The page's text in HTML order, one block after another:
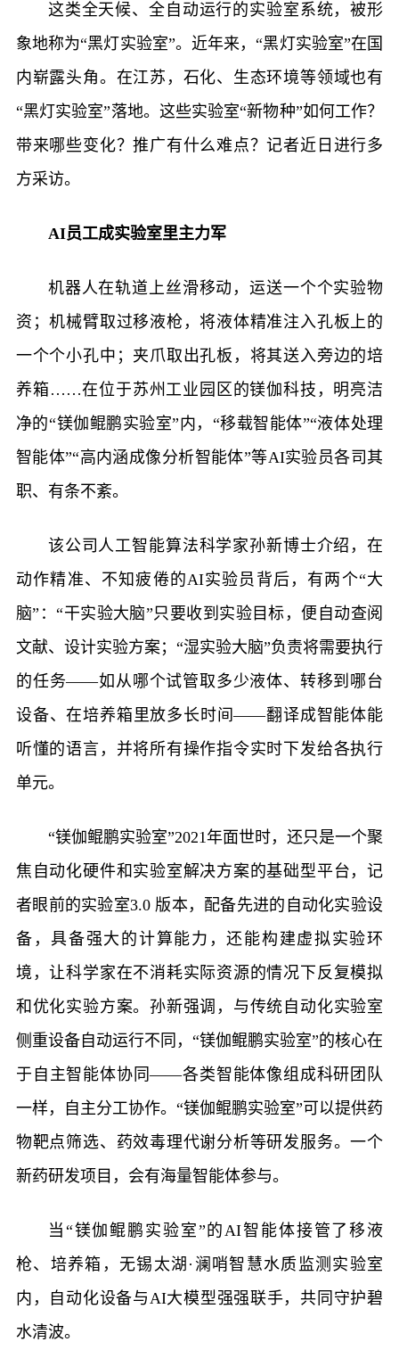
这类全天候、全自动运行的实验室系统，被形
象地称为“黑灯实验室”。近年来，“黑灯实验室”在国
内崭露头角。在江苏，石化、生态环境等领域也有
“黑灯实验室”落地。这些实验室“新物种”如何工作？
带来哪些变化？推广有什么难点？记者近日进行多
方采访。
AI员工成实验室里主力军
机器人在轨道上丝滑移动，运送一个个实验物
资；机械臂取过移液枪，将液体精准注入孔板上的
一个个小孔中；夹爪取出孔板，将其送入旁边的培
养箱……在位于苏州工业园区的镁伽科技，明亮洁
净的“镁伽鲲鹏实验室”内，“移载智能体”“液体处理
智能体”“高内涵成像分析智能体”等AI实验员各司其
职、有条不紊。
该公司人工智能算法科学家孙新博士介绍，在
动作精准、不知疲倦的AI实验员背后，有两个“大
脑”：“干实验大脑”只要收到实验目标，便自动查阅
文献、设计实验方案；“湿实验大脑”负责将需要执行
的任务——如从哪个试管取多少液体、转移到哪台
设备、在培养箱里放多长时间——翻译成智能体能
听懂的语言，并将所有操作指令实时下发给各执行
单元。
“镁伽鲲鹏实验室”2021年面世时，还只是一个聚
焦自动化硬件和实验室解决方案的基础型平台，记
者眼前的实验室3.0 版本，配备先进的自动化实验设
备，具备强大的计算能力，还能构建虚拟实验环
境，让科学家在不消耗实际资源的情况下反复模拟
和优化实验方案。孙新强调，与传统自动化实验室
侧重设备自动运行不同，“镁伽鲲鹏实验室”的核心在
于自主智能体协同——各类智能体像组成科研团队
一样，自主分工协作。“镁伽鲲鹏实验室”可以提供药
物靶点筛选、药效毒理代谢分析等研发服务。一个
新药研发项目，会有海量智能体参与。
当“镁伽鲲鹏实验室”的AI智能体接管了移液
枪、培养箱，无锡太湖·澜哨智慧水质监测实验室
内，自动化设备与AI大模型强强联手，共同守护碧
水清波。